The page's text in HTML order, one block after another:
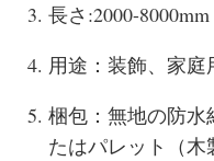
長さ:2000-8000mm
用途：装飾、家庭
梱包：無地の防水
たはパレット（木